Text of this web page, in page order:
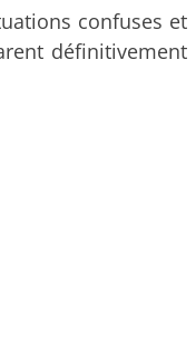
confuses et
définitivement